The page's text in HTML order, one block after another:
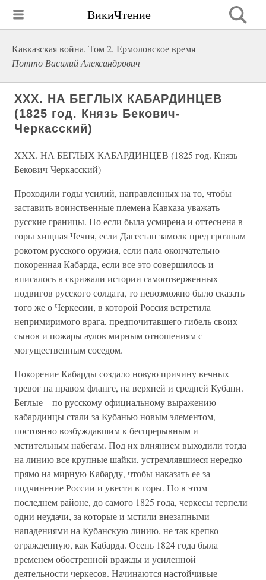
ВикиЧтение
Кавказская война. Том 2. Ермоловское время
Потто Василий Александрович
XXX. НА БЕГЛЫХ КАБАРДИНЦЕВ
(1825 год. Князь Бекович-
Черкасский)
XXX. НА БЕГЛЫХ КАБАРДИНЦЕВ (1825 год. Князь
Бекович-Черкасский)
Проходили годы усилий, направленных на то, чтобы
заставить воинственные племена Кавказа уважать
русские границы. Но если была усмирена и оттеснена в
горы хищная Чечня, если Дагестан замолк пред грозным
рокотом русского оружия, если пала окончательно
покоренная Кабарда, если все это совершилось и
вписалось в скрижали истории самоотверженных
подвигов русского солдата, то невозможно было сказать
того же о Черкесии, в которой Россия встретила
непримиримого врага, предпочитавшего гибель своих
сынов и пожары аулов мирным отношениям с
могущественным соседом.
Покорение Кабарды создало новую причину вечных
тревог на правом фланге, на верхней и средней Кубани.
Беглые – по русскому официальному выражению –
кабардинцы стали за Кубанью новым элементом,
постоянно возбуждавшим к беспрерывным и
мстительным набегам. Под их влиянием выходили тогда
на линию все крупные шайки, устремлявшиеся нередко
прямо на мирную Кабарду, чтобы наказать ее за
подчинение России и увести в горы. Но в этом
последнем районе, до самого 1825 года, черкесы терпели
одни неудачи, за которые и мстили внезапными
нападениями на Кубанскую линию, не так крепко
огражденную, как Кабарда. Осень 1824 года была
временем обостренной вражды и усиленной
деятельности черкесов. Начинаются настойчивые